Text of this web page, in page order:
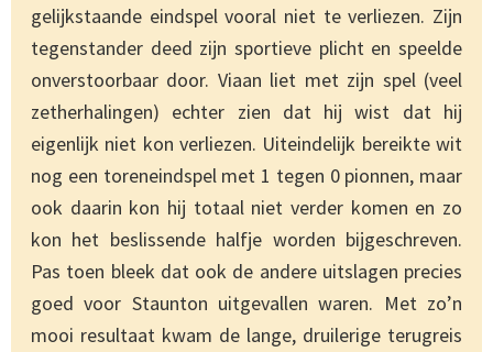
gelijkstaande eindspel vooral niet te verliezen. Zijn
tegenstander deed zijn sportieve plicht en speelde
onverstoorbaar door. Viaan liet met zijn spel (veel
zetherhalingen) echter zien dat hij wist dat hij
eigenlijk niet kon verliezen. Uiteindelijk bereikte wit
nog een toreneindspel met 1 tegen 0 pionnen, maar
ook daarin kon hij totaal niet verder komen en zo
kon het beslissende halfje worden bijgeschreven.
Pas toen bleek dat ook de andere uitslagen precies
goed voor Staunton uitgevallen waren. Met zo’n
mooi resultaat kwam de lange, druilerige terugreis